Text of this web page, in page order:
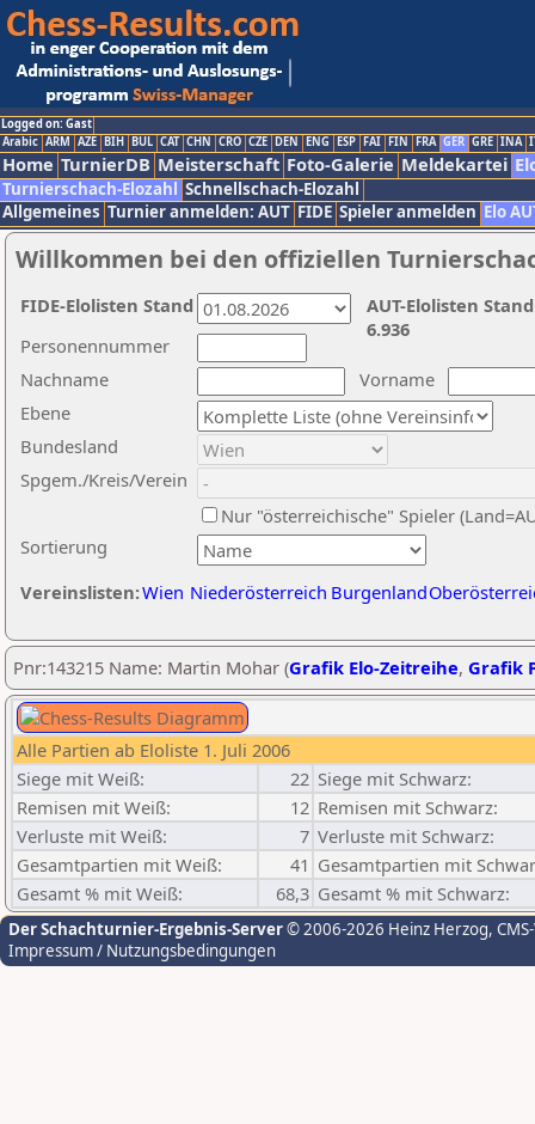
Logged on: Gast
Arabic ARM AZE BIH BUL CAT CHN CRO CZE DEN ENG ESP FAI FIN FRA GER GRE INA
Home TurnierDB Meisterschaft Foto-Galerie Meldekartei
Turnierschach-Elozahl Schnellschach-Elozahl
Allgemeines Turnier anmelden: AUT FIDE Spieler anmelden Elo
Willkommen bei den offiziellen
Nachname
Vorname
Ebene
Sortierung
Personennummer
Bundesland
Spgem./Kreis/Verein
Nur "österreichische" Spieler
Vereinslisten:Wien Niederösterreich Burgenland
AUT-Elolisten
6.936
FIDE-Elolisten Stand
Pnr:143215 Name: Martin Mohar (Grafik Elo-Zeitreihe, Grafik
Alle Partien ab Eloliste 1. Juli 2006
Siege mit Weiß:
22 Siege mit Schwarz:
Remisen mit Weiß:
12 Remisen mit Schwarz:
Verluste mit Weiß:
7 Verluste mit Schwarz:
Gesamtpartien mit Weiß:
41 Gesamtpartien mit
Gesamt % mit Weiß:
68,3 Gesamt % mit Schwarz:
Der Schachturnier-Ergebnis-Server© 2006-2026 Heinz Herzog,
Impressum / Nutzungsbedingungen